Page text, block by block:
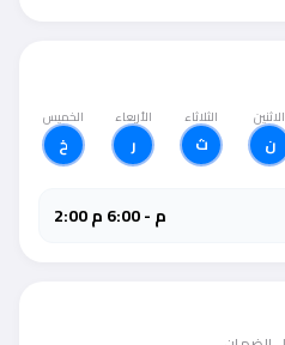
الاثنين
ن
الثلاثاء
ث
الأربعاء
ر
الخميس
خ
2:00 م - 6:00 م